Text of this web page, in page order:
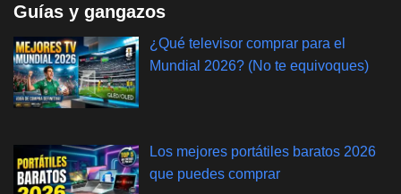
Guías y gangazos
¿Qué televisor comprar para el
Mundial 2026? (No te equivoques)
Los mejores portátiles baratos 2026
que puedes comprar